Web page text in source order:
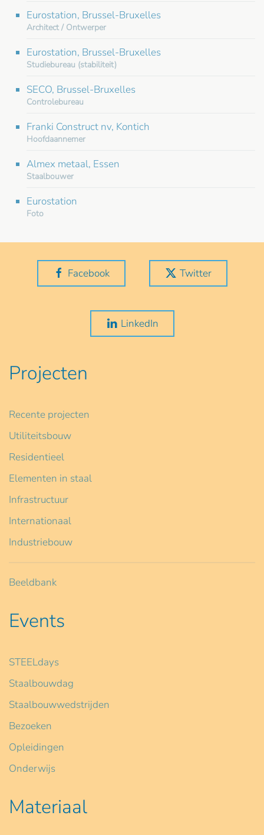
Eurostation, Brussel-Bruxelles
Architect / Ontwerper
Eurostation, Brussel-Bruxelles
Studiebureau (stabiliteit)
SECO, Brussel-Bruxelles
Controlebureau
Franki Construct nv, Kontich
Hoofdaannemer
Almex metaal, Essen
Staalbouwer
Eurostation
Foto
Facebook Twitter
LinkedIn
Projecten
Recente projecten
Utiliteitsbouw
Residentieel
Elementen in staal
Infrastructuur
Internationaal
Industriebouw
Beeldbank
Events
STEELdays
Staalbouwdag
Staalbouwwedstrijden
Bezoeken
Opleidingen
Onderwijs
Materiaal